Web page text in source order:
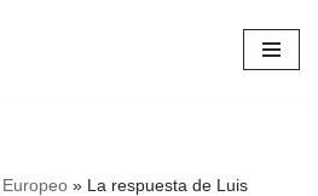
» La respuesta de Luis